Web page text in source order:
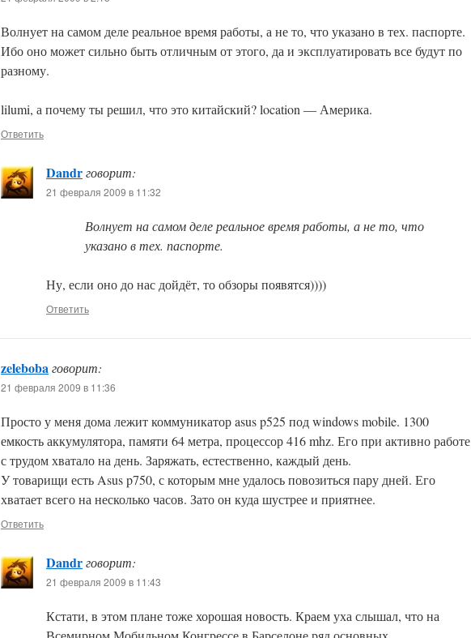
Волнует на самом деле реальное время работы, а не то, что указано в тех. паспорте.
Ибо оно может сильно быть отличным от этого, да и эксплуатировать все будут по
разному.
lilumi, а почему ты решил, что это китайский? location — Америка.
Ответить
Dandrговорит:
21 февраля 2009 в 11:32
Волнует на самом деле реальное время работы, а не то, что
указано в тех. паспорте.
Ну, если оно до нас дойдёт, то обзоры появятся))))
Ответить
zelebobaговорит:
21 февраля 2009 в 11:36
Просто у меня дома лежит коммуникатор asus p525 под windows mobile. 1300
емкость аккумулятора, памяти 64 метра, процессор 416 mhz. Его при активно работе
с трудом хватало на день. Заряжать, естественно, каждый день.
У товарищи есть Asus p750, с которым мне удалось повозиться пару дней. Его
хватает всего на несколько часов. Зато он куда шустрее и приятнее.
Ответить
Dandrговорит:
21 февраля 2009 в 11:43
Кстати, в этом плане тоже хорошая новость. Краем уха слышал, что на